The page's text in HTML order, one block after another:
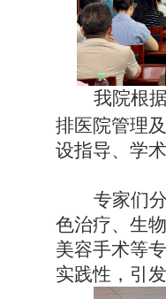
我院根
排医院管理
设指导、学
专家们
色治疗、生
美容手术等
实践性，引